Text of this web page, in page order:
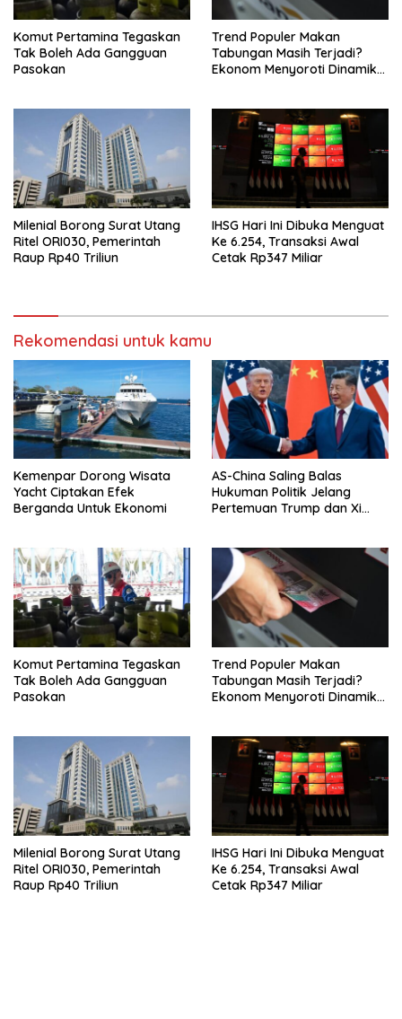
Komut Pertamina Tegaskan
Tak Boleh Ada Gangguan
Pasokan
Trend Populer Makan
Tabungan Masih Terjadi?
Ekonom Menyoroti Dinamika
Milenial Borong Surat Utang
Ritel ORI030, Pemerintah
Raup Rp40 Triliun
IHSG Hari Ini Dibuka Menguat
Ke 6.254, Transaksi Awal
Cetak Rp347 Miliar
Rekomendasi untuk kamu
Kemenpar Dorong Wisata
Yacht Ciptakan Efek
Berganda Untuk Ekonomi
AS-China Saling Balas
Hukuman Politik Jelang
Pertemuan Trump dan Xi
Komut Pertamina Tegaskan
Tak Boleh Ada Gangguan
Pasokan
Trend Populer Makan
Tabungan Masih Terjadi?
Ekonom Menyoroti Dinamika
Milenial Borong Surat Utang
Ritel ORI030, Pemerintah
Raup Rp40 Triliun
IHSG Hari Ini Dibuka Menguat
Ke 6.254, Transaksi Awal
Cetak Rp347 Miliar